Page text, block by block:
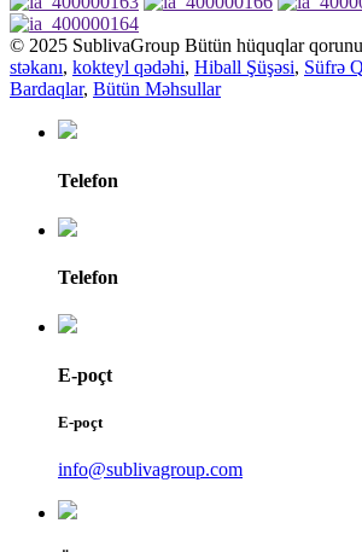
© 2025 SublivaGroup Bütün hüquqlar
stəkanı, kokteyl qədəhi, Hiball Şüşəsi, Süfrə
Bardaqlar, Bütün Məhsullar
Telefon
Telefon
E-poçt
E-poçt
info@sublivagroup.com